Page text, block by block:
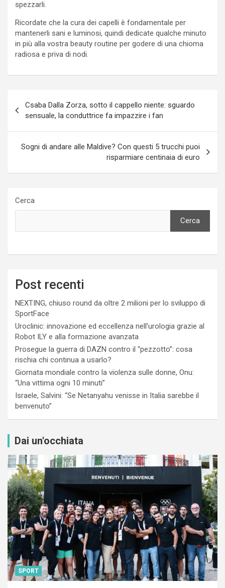
spezzarli.
Ricordate che la cura dei capelli è fondamentale per
mantenerli sani e luminosi, quindi dedicate qualche minuto
in più alla vostra beauty routine per godere di una chioma
radiosa e priva di nodi.
articoli
Csaba Dalla Zorza, sotto il cappello niente: sguardo
sensuale, la conduttrice fa impazzire i fan
Sogni di andare alle Maldive? Con questi 5 trucchi puoi
risparmiare centinaia di euro
Cerca
Cerca
Post recenti
NEXTING, chiuso round da oltre 2 milioni per lo sviluppo di
SportFace
Uroclinic: innovazione ed eccellenza nell’urologia grazie al
Robot ILY e alla formazione avanzata
Prosegue la guerra di DAZN contro il “pezzotto”: cosa
rischia chi continua a usarlo?
Giornata mondiale contro la violenza sulle donne, Onu:
“Una vittima ogni 10 minuti”
Israele, Salvini: “Se Netanyahu venisse in Italia sarebbe il
benvenuto”
Dai un'occhiata
SPORT